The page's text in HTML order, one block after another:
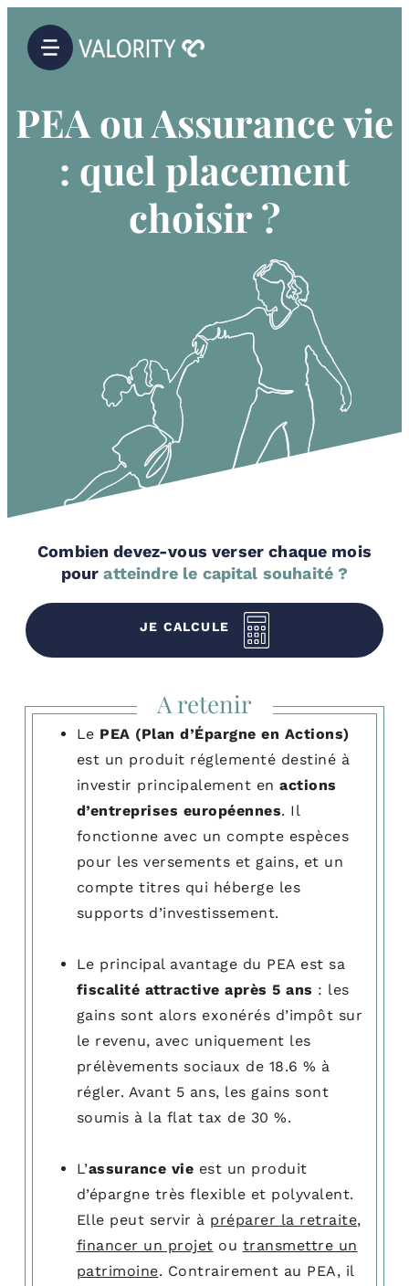
PEA ou Assurance vie
: quel placement
choisir ?
Fermer
mois
?
Combien devez-vous verser chaque mois
pouratteindre le capital souhaité ?
JE CALCULE
A retenir
Le PEA (Plan d’Épargne en Actions)
est un produit réglementé destiné à
investir principalement enactions
d’entreprises européennes. Il
fonctionne avec un compte espèces
pour les versements et gains, et un
compte titres qui héberge les
supports d’investissement.
Le principal avantage du PEA est sa
fiscalité attractive après 5 ans : les
gains sont alors exonérés d’impôt sur
le revenu, avec uniquement les
prélèvements sociaux de 18.6 % à
régler. Avant 5 ans, les gains sont
soumis à la flat tax de 30 %.
L’assurance vie est un produit
d’épargne très flexible et polyvalent.
Elle peut servir à préparer la retraite,
financer un projet ou transmettre un
patrimoine. Contrairement au PEA, il
Fermer